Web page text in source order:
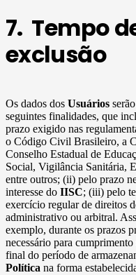
7. Tempo
exclusão
Os dados dos Usuários
seguintes finalidades, que
prazo exigido nas
o Código Civil Brasileiro, a
Conselho Estadual de
Social, Vigilância Sanitária,
entre outros; (ii) pelo prazo
interesse do IISC; (iii) pelo
exercício regular de direitos
administrativo ou arbitral.
exemplo, durante os prazos
necessário para
final do período de
Política na forma